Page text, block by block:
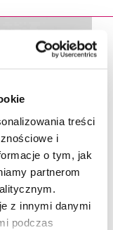
treści
i
o tym, jak
partnerom
z innymi danymi
podczas
od AWSB.
–